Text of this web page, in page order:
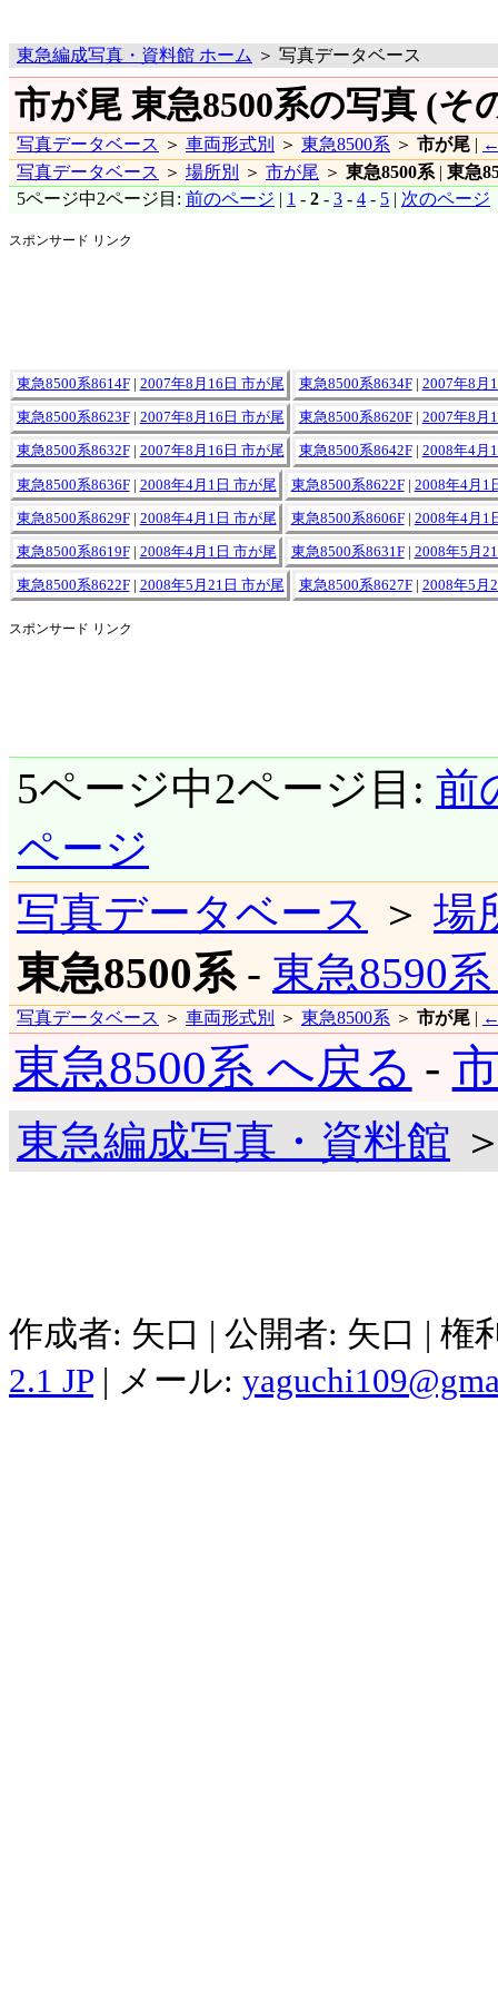
東急編成写真・資料館 ホーム ＞ 写真データベース
市が尾 東急8500系の写真 (そ
写真データベース ＞ 車両形式別 ＞ 東急8500系 ＞ 市が尾 |
写真データベース ＞ 場所別 ＞ 市が尾 ＞ 東急8500系 | 東急
5ページ中2ページ目: 前のページ | 1 - 2 - 3 - 4 - 5 | 次のページ
スポンサード リンク
東急8500系8614F| 2007年8月16日 市が尾 東急8500系8634F| 2007年8月
東急8500系8623F| 2007年8月16日 市が尾 東急8500系8620F| 2007年8月
東急8500系8632F| 2007年8月16日 市が尾 東急8500系8642F| 2008年4月
東急8500系8636F| 2008年4月1日 市が尾 東急8500系8622F| 2008年4月1
東急8500系8629F| 2008年4月1日 市が尾 東急8500系8606F| 2008年4月1
東急8500系8619F| 2008年4月1日 市が尾 東急8500系8631F| 2008年5月
東急8500系8622F| 2008年5月21日 市が尾 東急8500系8627F| 2008年5月
スポンサード リンク
5ページ中2ページ目: 前
ページ
写真データベース
＞ 場
東急8500系 - 東急8590
写真データベース ＞ 車両形式別 ＞ 東急8500系 ＞ 市が尾 |
東急8500系 へ戻る -
東急編成写真・資料館
作成者: 矢口 | 公開者: 矢口 |
2.1 JP | メール: